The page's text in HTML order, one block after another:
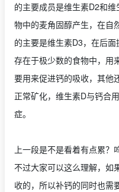
的主要成员是维生素D2和
物中的麦角固醇产生，在自
的主要是维生素D3，在后
存在于极少数的食物中，用
要用来促进钙的吸收，其他
正常矿化，维生素D与钙合
症。
上一段是不是看着有点累？
不过大家可以这么理解，如
收的，所以补钙的同时也需